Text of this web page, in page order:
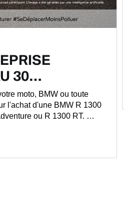
30…
moto, BMW ou toute
l'achat d'une BMW R 1300
ou R 1300 RT. …